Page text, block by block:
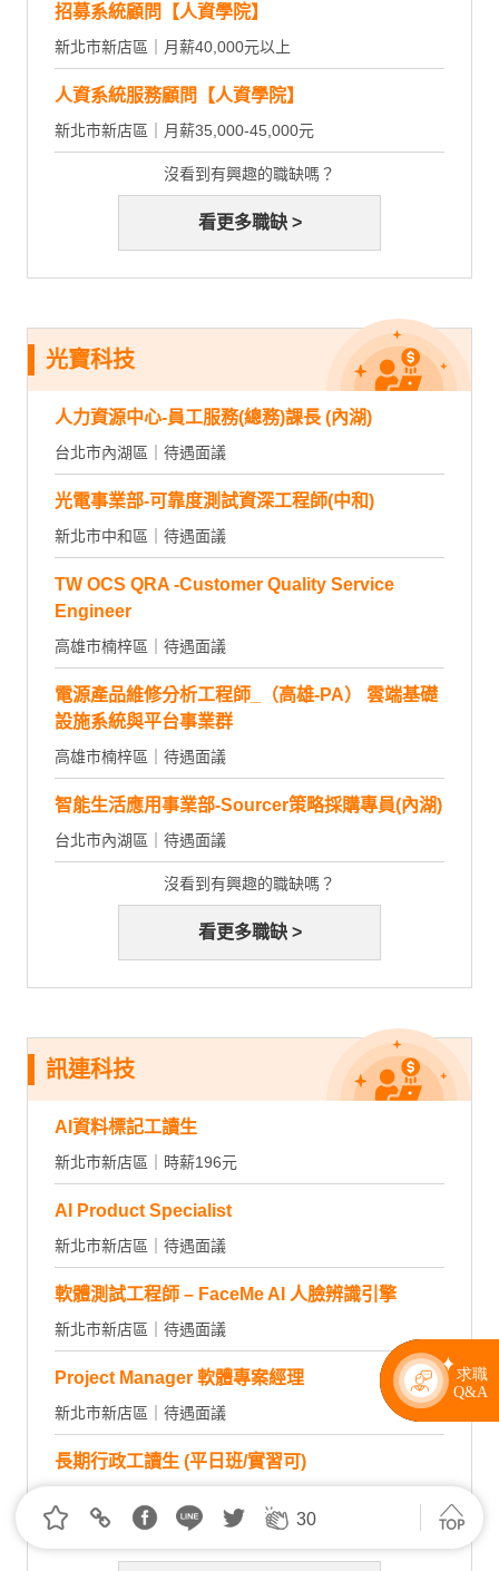
招募系統顧問【人資學院】
新北市新店區｜月薪40,000元以上
人資系統服務顧問【人資學院】
新北市新店區｜月薪35,000-45,000元
沒看到有興趣的職缺嗎？
看更多職缺 >
光寶科技
人力資源中心-員工服務(總務)課長 (內湖)
台北市內湖區｜待遇面議
光電事業部-可靠度測試資深工程師(中和)
新北市中和區｜待遇面議
TW OCS QRA -Customer Quality Service
Engineer
高雄市楠梓區｜待遇面議
電源產品維修分析工程師_（高雄-PA） 雲端基礎
設施系統與平台事業群
高雄市楠梓區｜待遇面議
智能生活應用事業部-Sourcer策略採購專員(內湖)
台北市內湖區｜待遇面議
沒看到有興趣的職缺嗎？
看更多職缺 >
訊連科技
AI資料標記工讀生
新北市新店區｜時薪196元
AI Product Specialist
新北市新店區｜待遇面議
軟體測試工程師 – FaceMe AI 人臉辨識引擎
新北市新店區｜待遇面議
Project Manager 軟體專案經理
新北市新店區｜待遇面議
長期行政工讀生 (平日班/實習可)
30